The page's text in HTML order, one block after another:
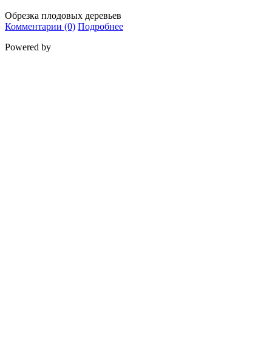
Обрезка плодовых деревьев
Комментарии (0) Подробнее
Powered by